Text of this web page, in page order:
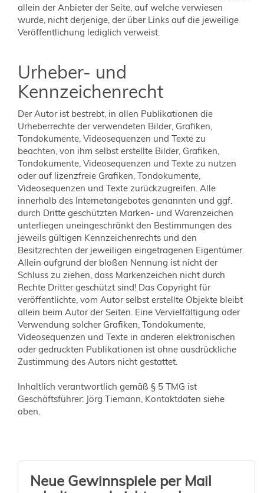
allein der Anbieter der Seite, auf welche verwiesen
wurde, nicht derjenige, der über Links auf die jeweilige
Veröffentlichung lediglich verweist.
Urheber- und
Kennzeichenrecht
Der Autor ist bestrebt, in allen Publikationen die
Urheberrechte der verwendeten Bilder, Grafiken,
Tondokumente, Videosequenzen und Texte zu
beachten, von ihm selbst erstellte Bilder, Grafiken,
Tondokumente, Videosequenzen und Texte zu nutzen
oder auf lizenzfreie Grafiken, Tondokumente,
Videosequenzen und Texte zurückzugreifen. Alle
innerhalb des Internetangebotes genannten und ggf.
durch Dritte geschützten Marken- und Warenzeichen
unterliegen uneingeschränkt den Bestimmungen des
jeweils gültigen Kennzeichenrechts und den
Besitzrechten der jeweiligen eingetragenen Eigentümer.
Allein aufgrund der bloßen Nennung ist nicht der
Schluss zu ziehen, dass Markenzeichen nicht durch
Rechte Dritter geschützt sind! Das Copyright für
veröffentlichte, vom Autor selbst erstellte Objekte bleibt
allein beim Autor der Seiten. Eine Vervielfältigung oder
Verwendung solcher Grafiken, Tondokumente,
Videosequenzen und Texte in anderen elektronischen
oder gedruckten Publikationen ist ohne ausdrückliche
Zustimmung des Autors nicht gestattet.
Inhaltlich verantwortlich gemäß § 5 TMG ist
Geschäftsführer: Jörg Tiemann, Kontaktdaten siehe
oben.
Neue Gewinnspiele per Mail